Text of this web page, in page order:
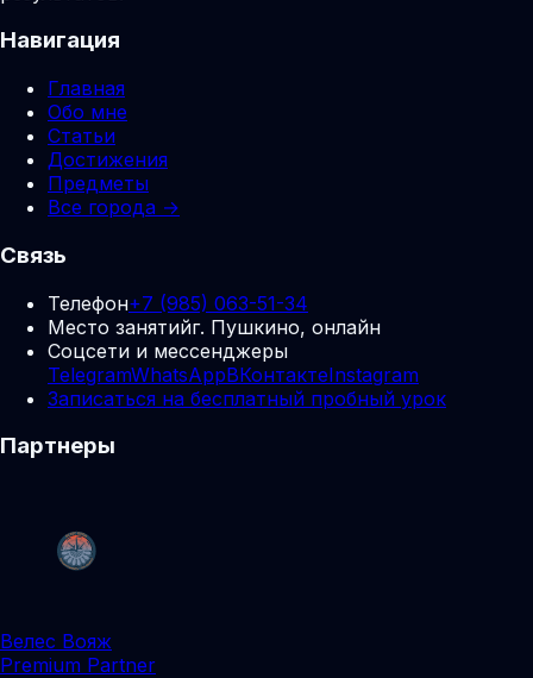
Навигация
Главная
Обо мне
Статьи
Достижения
Предметы
Все города →
Связь
Телефон+7 (985) 063-51-34
Место занятийг. Пушкино, онлайн
Соцсети и мессенджеры
TelegramWhatsAppВКонтактеInstagram
Записаться на бесплатный пробный урок
Партнеры
Велес Вояж
Premium Partner